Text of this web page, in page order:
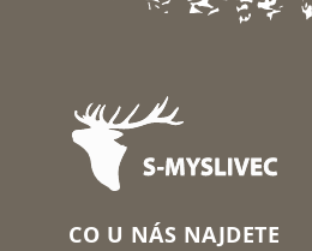
Zápatí
CO U NÁS NAJDETE